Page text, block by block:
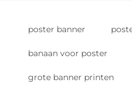
poster banner
banaan voor poster
grote banner printen